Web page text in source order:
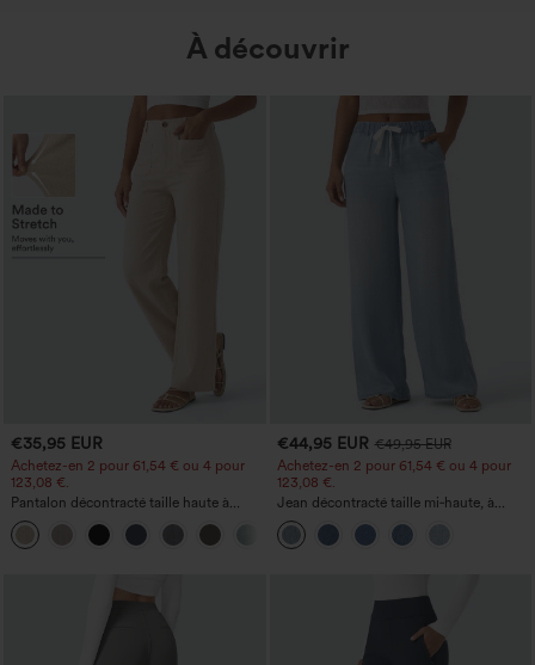
À découvrir
€35,95 EUR
Achetez-en 2 pour 61,54 € ou 4 pour
123,08 €.
Pantalon décontracté taille haute à
jambe droite, effet lin, avec poches
+5
€44,95 EUR €49,95 EUR
Achetez-en 2 pour 61,54 € ou 4 pour
123,08 €.
Jean décontracté taille mi‑haute, à
cordon de serrage, avec poches